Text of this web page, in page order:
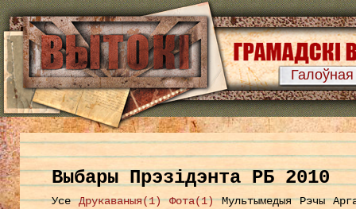
Галоўная
Выбары Прэзідэнта РБ 2010
Усе Друкаваныя(1) Фота(1) Мультымедыя Рэчы